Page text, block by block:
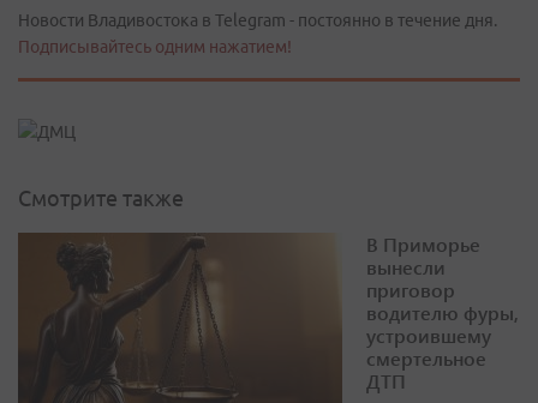
Новости Владивостока в Telegram - постоянно в течение дня.
Подписывайтесь одним нажатием!
Смотрите также
В Приморье
вынесли
приговор
водителю фуры,
устроившему
смертельное
ДТП